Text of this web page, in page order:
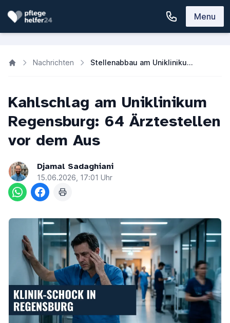
Menu
Nachrichten Stellenabbau am Uniklinikum Regensburg: 64 Ärzte müssen gehen
Kahlschlag am Uniklinikum
Regensburg: 64 Ärztestellen
vor dem Aus
Djamal Sadaghiani
15.06.2026, 17:01 Uhr